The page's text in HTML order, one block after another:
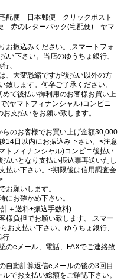
宅配便 日本郵便 クリックポスト
赤のレターパック(宅配便) ヤマ
お振込みください。,スマートフォ
い下さい。当店のゆうちょ銀行、
、
、大変恐縮ですが後払い以外の方
致します。何卒ご了承ください。
て後払い御利用のお客様お買い上
(ヤマトフィナンシャル)コンビニ
支払いをお願い致します。
のお客様でお買い上げ金額30,000
14日以内にお振込み下さい。<注意
トフィナンシャル)コンビニ後払い
払いとなり支払い振込票再送いたし
払い下さい。<期限後は信用調査会
お願いします。
お確かめ下さい。
＋送料+振込手数料)
様負担でお願い致します。,スマー
お支払い下さい。ゆうちょ銀行、
行
のeメール、電話、FAXでご連絡致
自動計算返信eメールの後の3回目
でお支払い総額をご確認下さい。